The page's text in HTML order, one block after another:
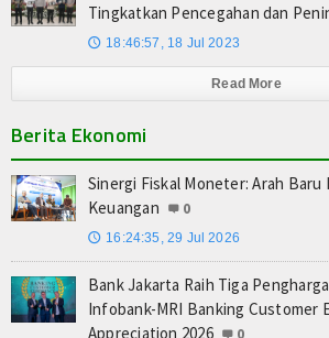
Tingkatkan Pencegahan dan
🕔 18:46:57, 18 Jul 2023
Read More
Berita Ekonomi
Sinergi Fiskal Moneter: Arah Baru
Keuangan
0
🕔 16:24:35, 29 Jul 2026
Bank Jakarta Raih Tiga
Infobank-MRI Banking Customer
Appreciation 2026
0